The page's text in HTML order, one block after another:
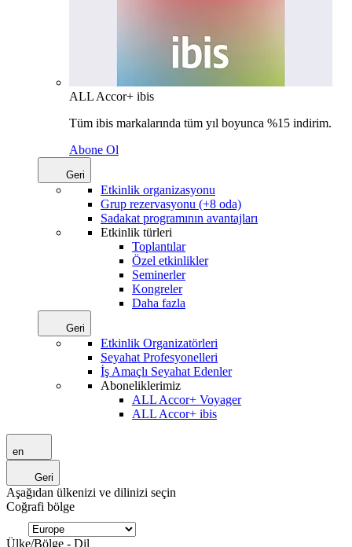
ALL Accor+ ibis
Tüm ibis markalarında tüm yıl boyunca %15 indirim.
Abone Ol
Geri
Etkinlik organizasyonu
Grup rezervasyonu (+8 oda)
Sadakat programının avantajları
Etkinlik türleri
Toplantılar
Özel etkinlikler
Seminerler
Kongreler
Daha fazla
Geri
Etkinlik Organizatörleri
Seyahat Profesyonelleri
İş Amaçlı Seyahat Edenler
Aboneliklerimiz
ALL Accor+ Voyager
ALL Accor+ ibis
en
Geri
Aşağıdan ülkenizi ve dilinizi seçin
Coğrafi bölge
Ülke/Bölge - Dil